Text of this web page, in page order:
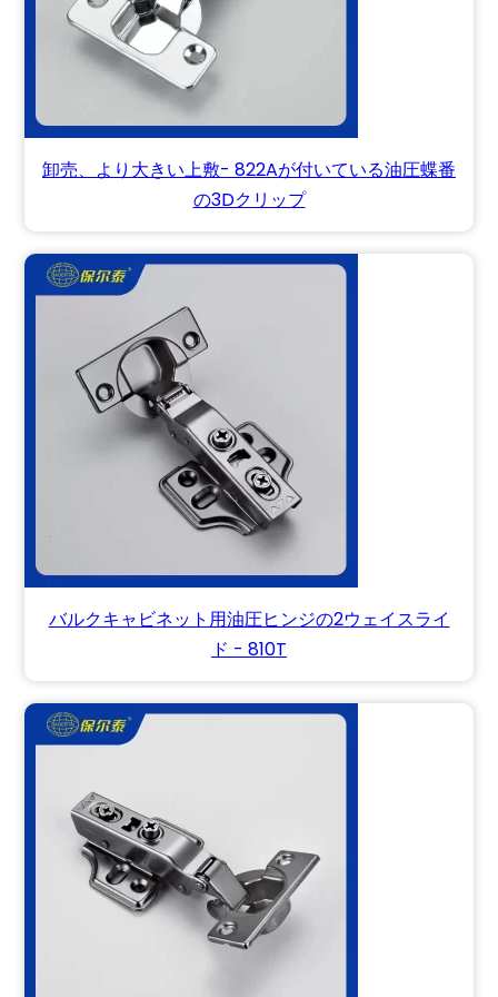
卸売、より大きい上敷- 822Aが付いている油圧蝶番
の3Dクリップ
バルクキャビネット用油圧ヒンジの2ウェイスライ
ド - 810T